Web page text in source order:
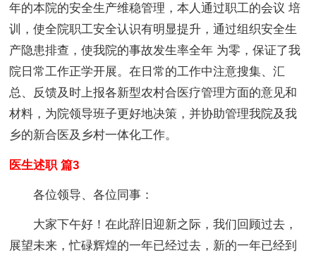
年的本院的安全生产维稳管理，本人通过职工的会议 培
训，使全院职工安全认识有明显提升，通过组织安全生
产隐患排查，使我院的事故发生率全年 为零，保证了我
院日常工作正学开展。在日常的工作中注意搜集、汇
总、反馈及时上报各新型农村合医疗管理方面的意见和
材料，为院领导班子更好地决策，并协助管理我院及我
乡的新合医及乡村一体化工作。
医生述职 篇3
各位领导、各位同事：
大家下午好！在此辞旧迎新之际，我们回顾过去，
展望未来，忙碌辉煌的一年已经过去，新的一年已经到